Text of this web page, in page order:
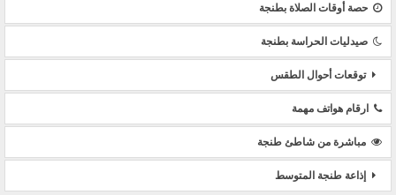
حصة أوقات الصلاة بطنجة
صيدليات الحراسة بطنجة
توقعات أحوال الطقس
ارقام هواتف مهمة
مباشرة من شاطئ طنجة
إذاعة طنجة المتوسط